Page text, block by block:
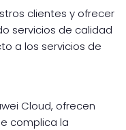
clientes y ofrecer
servicios de calidad
a los servicios de
Cloud, ofrecen
complica la